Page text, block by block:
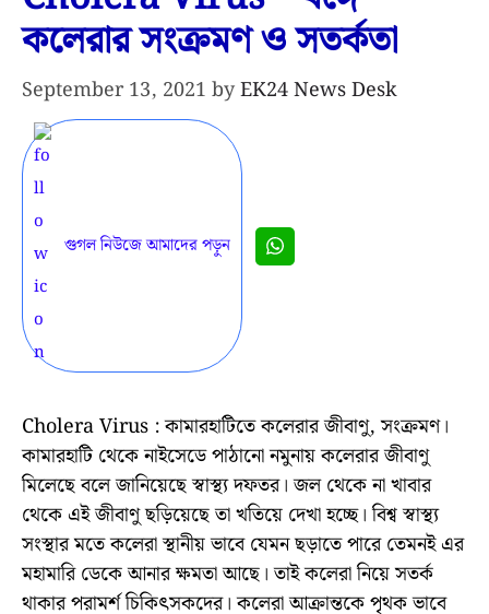
কলেরার সংক্রমণ ও সতর্কতা
September 13, 2021 byEK24 News Desk
গুগল নিউজে আমাদের পড়ুন
Cholera Virus : কামারহাটিতে কলেরার জীবাণু, সংক্রমণ।
কামারহাটি থেকে নাইসেডে পাঠানো নমুনায় কলেরার জীবাণু
মিলেছে বলে জানিয়েছে স্বাস্থ্য দফতর। জল থেকে না খাবার
থেকে এই জীবাণু ছড়িয়েছে তা খতিয়ে দেখা হচ্ছে। বিশ্ব স্বাস্থ্য
সংস্থার মতে কলেরা স্থানীয় ভাবে যেমন ছড়াতে পারে তেমনই এর
মহামারি ডেকে আনার ক্ষমতা আছে। তাই কলেরা নিয়ে সতর্ক
থাকার পরামর্শ চিকিৎসকদের। কলেরা আক্রান্তকে পৃথক ভাবে